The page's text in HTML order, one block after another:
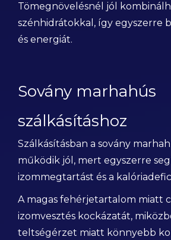
Tömegnövelésnél jól
szénhidrátokkal, így egyszerre
és energiát.
Sovány marhahús
szálkásításhoz
Szálkásításban a sovány
működik jól, mert egyszerre
izommegtartást és a
A magas fehérjetartalom miatt
izomvesztés kockázatát,
teltségérzet miatt könnyebb